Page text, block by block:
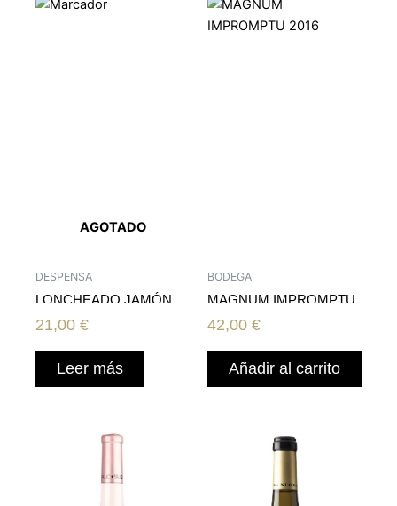
AGOTADO
DESPENSA
LONCHEADO JAMÓN
S.MONTANERA 100GR
21,00 €
Leer más
BODEGA
MAGNUM IMPROMPTU
2016
42,00 €
Añadir al carrito